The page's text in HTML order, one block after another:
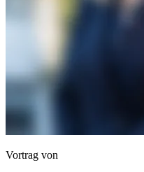
Vortrag von